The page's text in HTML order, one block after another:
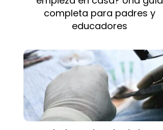
completa para padres y
educadores